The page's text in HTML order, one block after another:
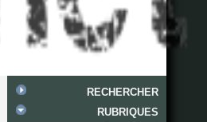
RECHERCHER
RUBRIQUES